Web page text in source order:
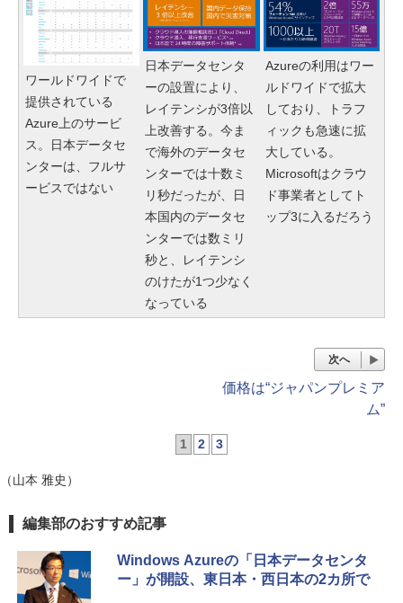
ワールドワイドで
提供されている
Azure上のサービ
ス。日本データセ
ンターは、フルサ
ービスではない
日本データセンタ
ーの設置により、
レイテンシが3倍以
上改善する。今ま
で海外のデータセ
ンターでは十数ミ
リ秒だったが、日
本国内のデータセ
ンターでは数ミリ
秒と、レイテンシ
のけたが1つ少なく
なっている
Azureの利用はワー
ルドワイドで拡大
しており、トラフ
ィックも急速に拡
大している。
Microsoftはクラウ
ド事業者としてト
ップ3に入るだろう
次へ
価格は“ジャパンプレミア
ム”
1 2 3
（山本 雅史）
編集部のおすすめ記事
Windows Azureの「日本データセンタ
ー」が開設、東日本・西日本の2カ所で